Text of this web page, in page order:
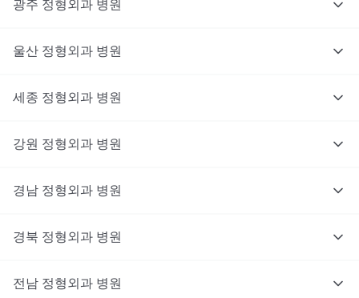
광주 정형외과 병원
울산 정형외과 병원
세종 정형외과 병원
강원 정형외과 병원
경남 정형외과 병원
경북 정형외과 병원
전남 정형외과 병원